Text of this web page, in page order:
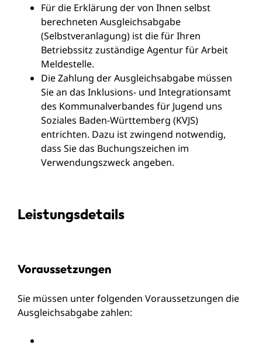
Für die Erklärung der von Ihnen selbst
berechneten Ausgleichsabgabe
(Selbstveranlagung) ist die für Ihren
Betriebssitz zuständige Agentur für Arbeit
Meldestelle.
Die Zahlung der Ausgleichsabgabe müssen
Sie an das Inklusions- und Integrationsamt
des Kommunalverbandes für Jugend uns
Soziales Baden-Württemberg (KVJS)
entrichten. Dazu ist zwingend notwendig,
dass Sie das Buchungszeichen im
Verwendungszweck angeben.
Leistungsdetails
Voraussetzungen
Sie müssen unter folgenden Voraussetzungen die
Ausgleichsabgabe zahlen: